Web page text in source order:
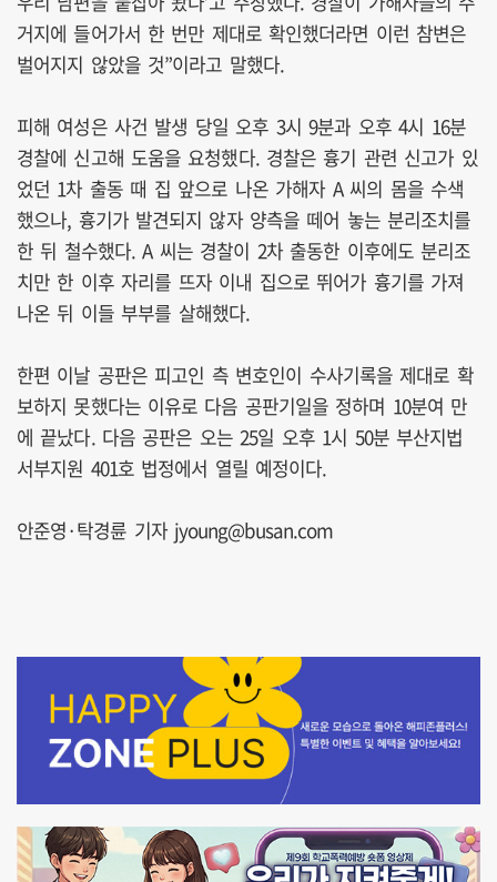
거지에 들어가서 한 번만 제대로 확인했더라면 이런 참변은
벌어지지 않았을 것”이라고 말했다.
피해 여성은 사건 발생 당일 오후 3시 9분과 오후 4시 16분
경찰에 신고해 도움을 요청했다. 경찰은 흉기 관련 신고가 있
었던 1차 출동 때 집 앞으로 나온 가해자 A 씨의 몸을 수색
했으나, 흉기가 발견되지 않자 양측을 떼어 놓는 분리조치를
한 뒤 철수했다. A 씨는 경찰이 2차 출동한 이후에도 분리조
치만 한 이후 자리를 뜨자 이내 집으로 뛰어가 흉기를 가져
나온 뒤 이들 부부를 살해했다.
한편 이날 공판은 피고인 측 변호인이 수사기록을 제대로 확
보하지 못했다는 이유로 다음 공판기일을 정하며 10분여 만
에 끝났다. 다음 공판은 오는 25일 오후 1시 50분 부산지법
서부지원 401호 법정에서 열릴 예정이다.
안준영·탁경륜 기자 jyoung@busan.com